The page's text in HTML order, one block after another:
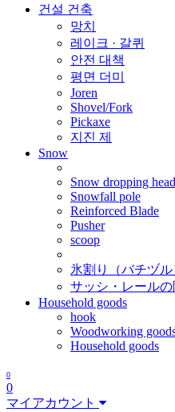
건설 건축
망치
레이크 · 갈퀴
안전 대책
평면 더미
Joren
Shovel/Fork
Pickaxe
지진 제
Snow
Snow dropping head
Snowfall pole
Reinforced Blade
Pusher
scoop
氷割り（バチヅル
サッシ・レールの
Household goods
hook
Woodworking
Household goods
0
0
マイアカウント